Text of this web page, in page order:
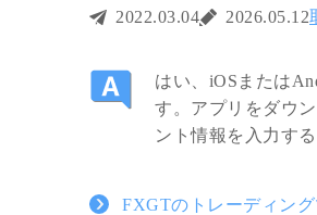
2022.03.04 2026.05.12
はい、iOSまたは
す。アプリをダウ
ント情報を入力す
FXGTのトレーディン